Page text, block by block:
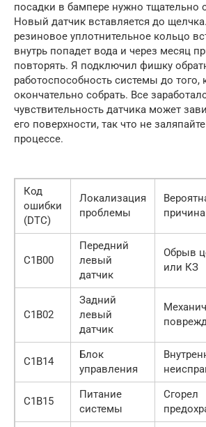
посадки в бампере нужно тщательно
Новый датчик вставляется до
резиновое уплотнительное кольцо
внутрь попадет вода и через месяц
повторять. Я подключил фишку
работоспособность системы до того,
окончательно собрать. Все
чувствительность датчика может
его поверхности, так что не
процессе.
Код
ошибки
(DTC)
Локализация
проблемы
причина
C1B00
Передний
левый
датчик
Обрыв
или КЗ
C1B02
Задний
левый
датчик
C1B14
Блок
управления
C1B15
Питание
системы
Сгорел